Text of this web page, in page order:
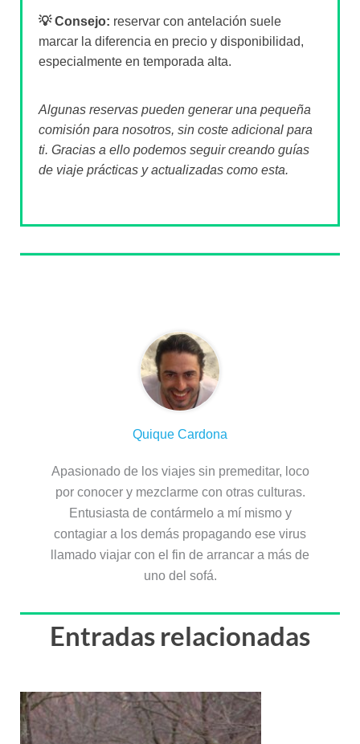
💡 Consejo: reservar con antelación suele
marcar la diferencia en precio y disponibilidad,
especialmente en temporada alta.
Algunas reservas pueden generar una pequeña
comisión para nosotros, sin coste adicional para
ti. Gracias a ello podemos seguir creando guías
de viaje prácticas y actualizadas como esta.
Quique Cardona
Apasionado de los viajes sin premeditar, loco
por conocer y mezclarme con otras culturas.
Entusiasta de contármelo a mí mismo y
contagiar a los demás propagando ese virus
llamado viajar con el fin de arrancar a más de
uno del sofá.
Entradas relacionadas